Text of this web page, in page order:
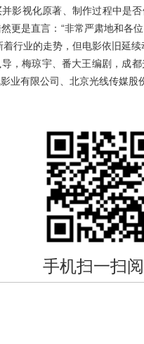
影视化原著、制作过程中是
更是直言：“非常严肃地和各
行业的走势，但电影依旧延续
，梅琼宇、番大王编剧，成
业有限公司、北京光线传媒股
手机扫一扫